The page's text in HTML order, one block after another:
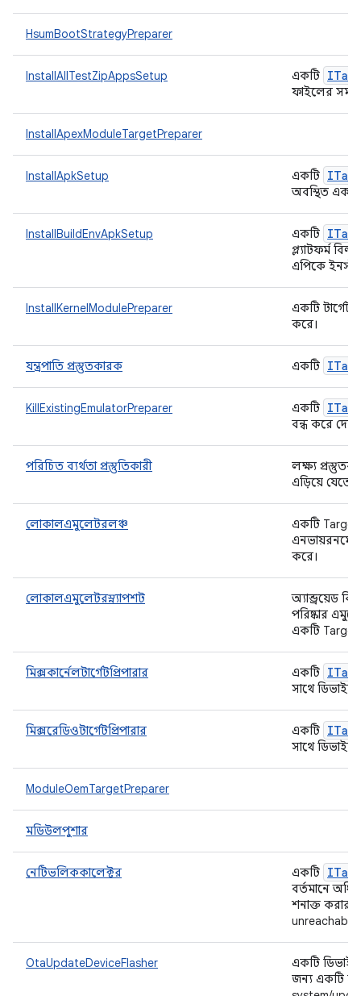
HsumBootStrategyPreparer
InstallAllTestZipAppsSetup একটি
ফাইলের
InstallApexModuleTargetPreparer
InstallApkSetup একটি
অবস্থিত এক
InstallBuildEnvApkSetup একটি
প্ল্যাটফর্ম
এপিকে
InstallKernelModulePreparer
একটি টার্গেট
করে।
যন্ত্রপাতি প্রস্তুতকারক একটি
KillExistingEmulatorPreparer একটি
বন্ধ করে দেয়।
পরিচিত ব্যর্থতা প্রস্তুতিকারী
লক্ষ্য
এড়িয়ে যেতে
লোকালএমুলেটরলঞ্চ
একটি
করে।
লোকালএমুলেটরস্ন্যাপশট
অ্যান্ড্রয়েড
পরিষ্কার
একটি
মিক্সকার্নেলটার্গেটপ্রিপারার একটি
সাথে
মিক্সরেডিওটার্গেটপ্রিপারার একটি
সাথে
ModuleOemTargetPreparer
মডিউলপুশার
নেটিভলিককালেক্টর একটি
বর্তমানে
শনাক্ত করার
unreachable
OtaUpdateDeviceFlasher
একটি ডিভাইস
জন্য একটি